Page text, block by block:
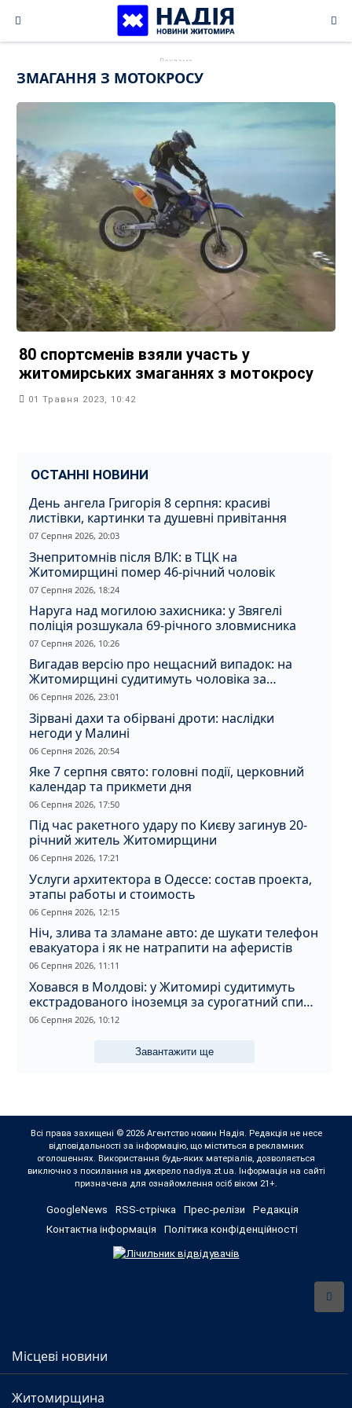
content
ЗМАГАННЯ З МОТОКРОСУ
80 спортсменів взяли участь у
житомирських змаганнях з мотокросу
01 Травня 2023, 10:42
ОСТАННІ НОВИНИ
День ангела Григорія 8 серпня: красиві
листівки, картинки та душевні привітання
07 Серпня 2026, 20:03
Знепритомнів після ВЛК: в ТЦК на
Житомирщині помер 46-річний чоловік
07 Серпня 2026, 18:24
Наруга над могилою захисника: у Звягелі
поліція розшукала 69-річного зловмисника
07 Серпня 2026, 10:26
Вигадав версію про нещасний випадок: на
Житомирщині судитимуть чоловіка за
вбивство співмешканки
06 Серпня 2026, 23:01
Зірвані дахи та обірвані дроти: наслідки
негоди у Малині
06 Серпня 2026, 20:54
Яке 7 серпня свято: головні події, церковний
календар та прикмети дня
06 Серпня 2026, 17:50
Під час ракетного удару по Києву загинув 20-
річний житель Житомирщини
06 Серпня 2026, 17:21
Услуги архитектора в Одессе: состав проекта,
этапы работы и стоимость
06 Серпня 2026, 12:15
Ніч, злива та зламане авто: де шукати телефон
евакуатора і як не натрапити на аферистів
06 Серпня 2026, 11:11
Ховався в Молдові: у Житомирі судитимуть
екстрадованого іноземця за сурогатний спирт
і відмивання грошей
06 Серпня 2026, 10:12
Завантажити ще
Всі права захищені © 2026 Агентство новин Надія. Редакція не несе
відповідальності за інформацію, що міститься в рекламних
оголошеннях. Використання будь-яких матеріалів, дозволяється
виключно з посилання на джерело nadiya.zt.ua. Інформація на сайті
призначена для ознайомлення осіб віком 21+.
GoogleNews RSS-стрічка Прес-релізи
Редакція
Контактна інформація
Політика конфіденційності
Місцеві новини
Житомирщина